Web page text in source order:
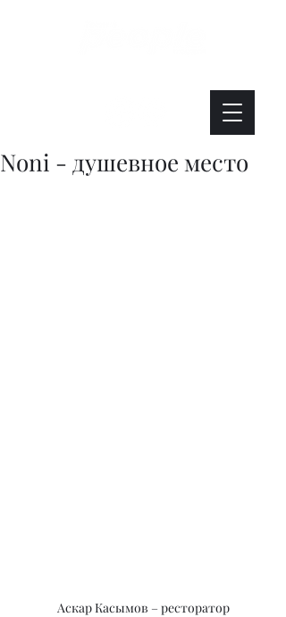
Noni - душевное место
Аскар Касымов – ресторатор